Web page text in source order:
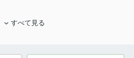
すべて見る